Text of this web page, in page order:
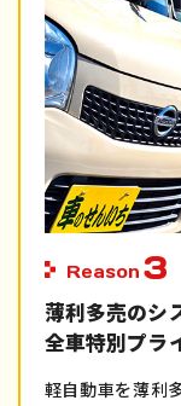
Reason 3
薄利多売のシ
全車特別プラ
軽自動車を薄利